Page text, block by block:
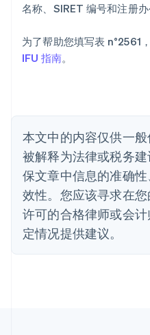
名称、SIRET 编号和注册办
为了帮助您填写表 n°2561
IFU 指南。
本文中的内容仅供一
被解释为法律或税务
保文章中信息的准确
效性。您应该寻求在
许可的合格律师或会
定情况提供建议。
澳大利亚
巴西
Português
English
丹麦
English
德国
DeutschEnglish
法国
FrançaisEnglish
芬兰
EnglishSvenska